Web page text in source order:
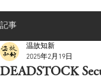
記事
DEADSTOCK
温故知新
2025年2月19日